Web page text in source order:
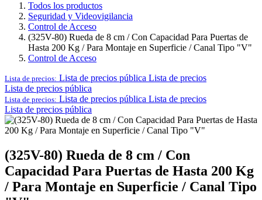
Todos los productos
Seguridad y Videovigilancia
Control de Acceso
(325V-80) Rueda de 8 cm / Con Capacidad Para Puertas de
Hasta 200 Kg / Para Montaje en Superficie / Canal Tipo "V"
Control de Acceso
Lista de precios: Lista de precios pública Lista de precios
Lista de precios pública
Lista de precios: Lista de precios pública Lista de precios
Lista de precios pública
(325V-80) Rueda de 8 cm / Con
Capacidad Para Puertas de Hasta 200 Kg
/ Para Montaje en Superficie / Canal Tipo